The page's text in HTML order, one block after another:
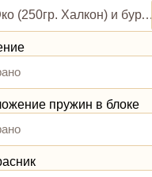
Трикотаж-Эко (250гр. Халкон) и бурлет рогожка (0,8ППУ)
пружин в блоке